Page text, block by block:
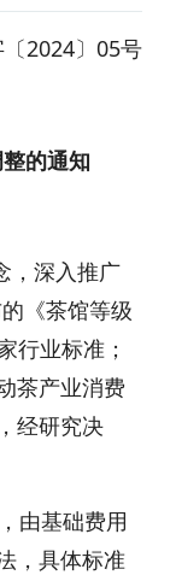
2024〕05号
的通知
，深入推广
《茶馆等级
行业标准；
茶产业消费
经研究决
由基础费用
，具体标准